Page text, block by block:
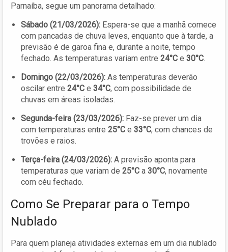
Parnaíba, segue um panorama detalhado:
Sábado (21/03/2026): Espera-se que a manhã comece
com pancadas de chuva leves, enquanto que à tarde, a
previsão é de garoa fina e, durante a noite, tempo
fechado. As temperaturas variam entre 24°C e 30°C.
Domingo (22/03/2026): As temperaturas deverão
oscilar entre 24°C e 34°C, com possibilidade de
chuvas em áreas isoladas.
Segunda-feira (23/03/2026): Faz-se prever um dia
com temperaturas entre 25°C e 33°C, com chances de
trovões e raios.
Terça-feira (24/03/2026): A previsão aponta para
temperaturas que variam de 25°C a 30°C, novamente
com céu fechado.
Como Se Preparar para o Tempo
Nublado
Para quem planeja atividades externas em um dia nublado